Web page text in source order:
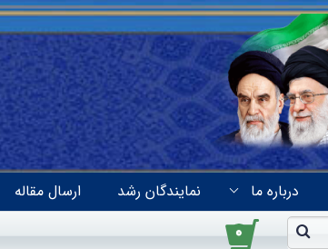
درباره ما نمایندگان رشد ارسال مقاله
۰